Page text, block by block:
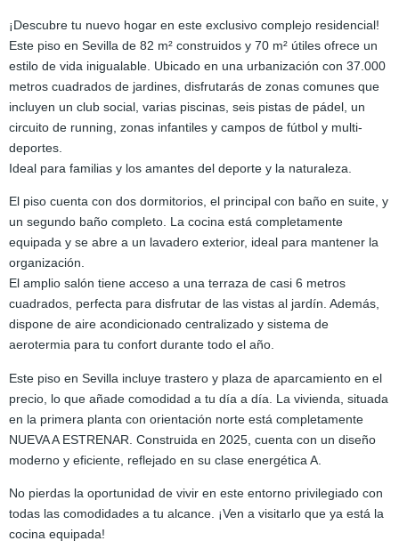
¡Descubre tu nuevo hogar en este exclusivo complejo residencial!
Este piso en Sevilla de 82 m² construidos y 70 m² útiles ofrece un
estilo de vida inigualable. Ubicado en una urbanización con 37.000
metros cuadrados de jardines, disfrutarás de zonas comunes que
incluyen un club social, varias piscinas, seis pistas de pádel, un
circuito de running, zonas infantiles y campos de fútbol y multi-
deportes.
Ideal para familias y los amantes del deporte y la naturaleza.
El piso cuenta con dos dormitorios, el principal con baño en suite, y
un segundo baño completo. La cocina está completamente
equipada y se abre a un lavadero exterior, ideal para mantener la
organización.
El amplio salón tiene acceso a una terraza de casi 6 metros
cuadrados, perfecta para disfrutar de las vistas al jardín. Además,
dispone de aire acondicionado centralizado y sistema de
aerotermia para tu confort durante todo el año.
Este piso en Sevilla incluye trastero y plaza de aparcamiento en el
precio, lo que añade comodidad a tu día a día. La vivienda, situada
en la primera planta con orientación norte está completamente
NUEVA A ESTRENAR. Construida en 2025, cuenta con un diseño
moderno y eficiente, reflejado en su clase energética A.
No pierdas la oportunidad de vivir en este entorno privilegiado con
todas las comodidades a tu alcance. ¡Ven a visitarlo que ya está la
cocina equipada!